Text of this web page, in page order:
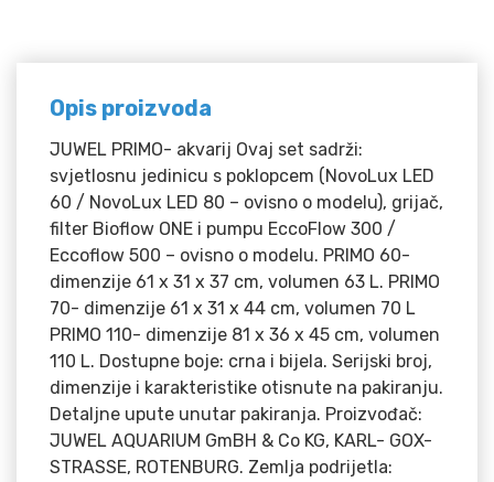
Opis proizvoda
JUWEL PRIMO- akvarij Ovaj set sadrži:
svjetlosnu jedinicu s poklopcem (NovoLux LED
60 / NovoLux LED 80 – ovisno o modelu), grijač,
filter Bioflow ONE i pumpu EccoFlow 300 /
Eccoflow 500 – ovisno o modelu. PRIMO 60-
dimenzije 61 x 31 x 37 cm, volumen 63 L. PRIMO
70- dimenzije 61 x 31 x 44 cm, volumen 70 L
PRIMO 110- dimenzije 81 x 36 x 45 cm, volumen
110 L. Dostupne boje: crna i bijela. Serijski broj,
dimenzije i karakteristike otisnute na pakiranju.
Detaljne upute unutar pakiranja. Proizvođač:
JUWEL AQUARIUM GmBH & Co KG, KARL- GOX-
STRASSE, ROTENBURG. Zemlja podrijetla: